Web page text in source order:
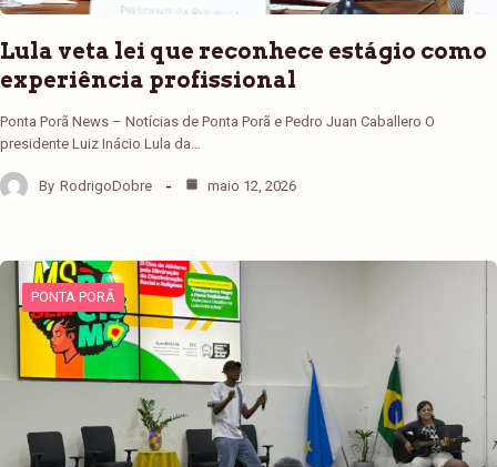
Lula veta lei que reconhece estágio como
experiência profissional
Ponta Porã News – Notícias de Ponta Porã e Pedro Juan Caballero O
presidente Luiz Inácio Lula da…
By RodrigoDobre maio 12, 2026
PONTA PORÃ